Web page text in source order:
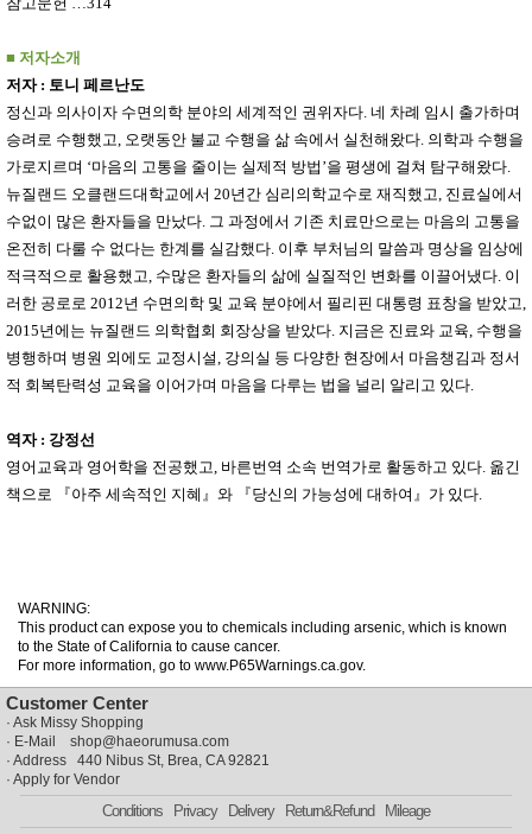
■ 저자소개
저자 : 토니 페르난도
정신과 의사이자 수면의학 분야의 세계적인 권위자다. 네 차례 임시 출가하며
승려로 수행했고, 오랫동안 불교 수행을 삶 속에서 실천해왔다. 의학과 수행을
가로지르며 ‘마음의 고통을 줄이는 실제적 방법 ’을 평생에 걸쳐 탐구해왔다.
뉴질랜드 오클랜드대학교에서 20년간 심리의학교수로 재직했고, 진료실에서
수없이 많은 환자들을 만났다. 그 과정에서 기존 치료만으로는 마음의 고통을
온전히 다룰 수 없다는 한계를 실감했다. 이후 부처님의 말씀과 명상을 임상에
적극적으로 활용했고, 수많은 환자들의 삶에 실질적인 변화를 이끌어냈다. 이
러한 공로로 2012년 수면의학 및 교육 분야에서 필리핀 대통령 표창을 받았고,
2015년에는 뉴질랜드 의학협회 회장상을 받았다. 지금은 진료와 교육, 수행을
병행하며 병원 외에도 교정시설, 강의실 등 다양한 현장에서 마음챙김과 정서
적 회복탄력성 교육을 이어가며 마음을 다루는 법을 널리 알리고 있다.
역자 : 강정선
영어교육과 영어학을 전공했고, 바른번역 소속 번역가로 활동하고 있다. 옮긴
책으로
『아주 세속적인 지혜 』 와 『당신의 가능성에 대하여 』 가 있다.
WARNING:
This product can expose you to chemicals including arsenic, which is known
to the State of California to cause cancer.
For more information, go to www.P65Warnings.ca.gov.
Customer Center
· Ask Missy Shopping
· E-Mail shop@haeorumusa.com
· Address 440 Nibus St, Brea, CA 92821
· Apply for Vendor
Conditions Privacy Delivery Return&Refund Mileage